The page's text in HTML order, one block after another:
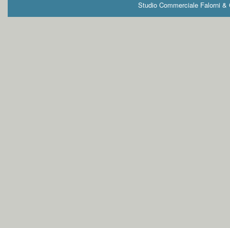
Studio Commerciale Falorni